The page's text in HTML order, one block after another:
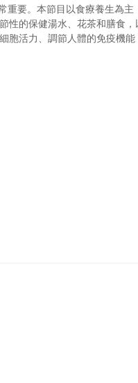
重要。本節目以食療養生為主
性的保健湯水、花茶和膳食，
胞活力、調節人體的免疫機能